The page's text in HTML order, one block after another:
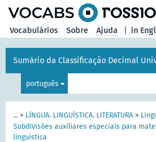
in
Vocabulários Sobre Ajuda
Sumário da Classificação Decimal
português
... > LÍNGUA. LINGUÍSTICA. LITERATURA >
Subdivisões auxiliares especiais para
linguística